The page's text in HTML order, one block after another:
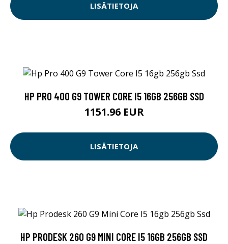
LISÄTIETOJA
HP PRO 400 G9 TOWER CORE I5 16GB 256GB SSD
1151.96 EUR
LISÄTIETOJA
HP PRODESK 260 G9 MINI CORE I5 16GB 256GB SSD